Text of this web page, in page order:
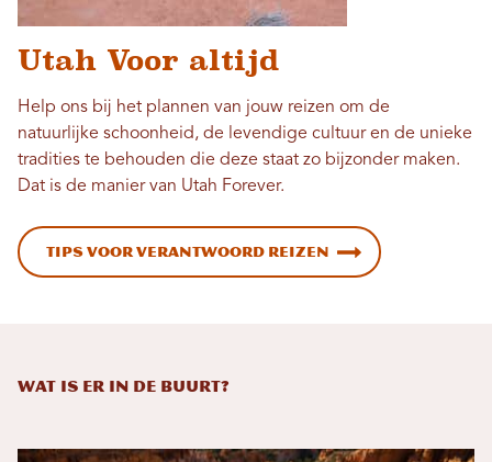
Utah Voor altijd
Help ons bij het plannen van jouw reizen om de
natuurlijke schoonheid, de levendige cultuur en de unieke
tradities te behouden die deze staat zo bijzonder maken.
Dat is de manier van Utah Forever.
Tips voor verantwoord reizen
Wat is er in de buurt?